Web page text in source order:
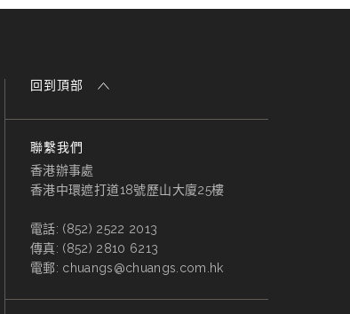
回到頂部
聯繫我們
香港辦事處
香港中環遮打道18號歷山大廈25樓
電話: (852) 2522 2013
傳真: (852) 2810 6213
電郵: chuangs@chuangs.com.hk